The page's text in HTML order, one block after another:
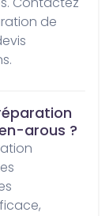
de
arous ?